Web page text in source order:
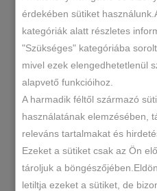
SKU 074-
KATEGÓRIÁK
CÍMKÉK
sapka ,
sapka
sapka ,
sapka
érdekében sütiket
kategóriák alatt részletes
"Szükséges" kategóriába
mivel ezek elengedhetetlenül
alapvető funkcióihoz.
A harmadik féltől származó
használatának elemzésében,
releváns tartalmakat és
Ezeket a sütiket csak az Ön
tároljuk a
letiltja ezeket a sütiket, de